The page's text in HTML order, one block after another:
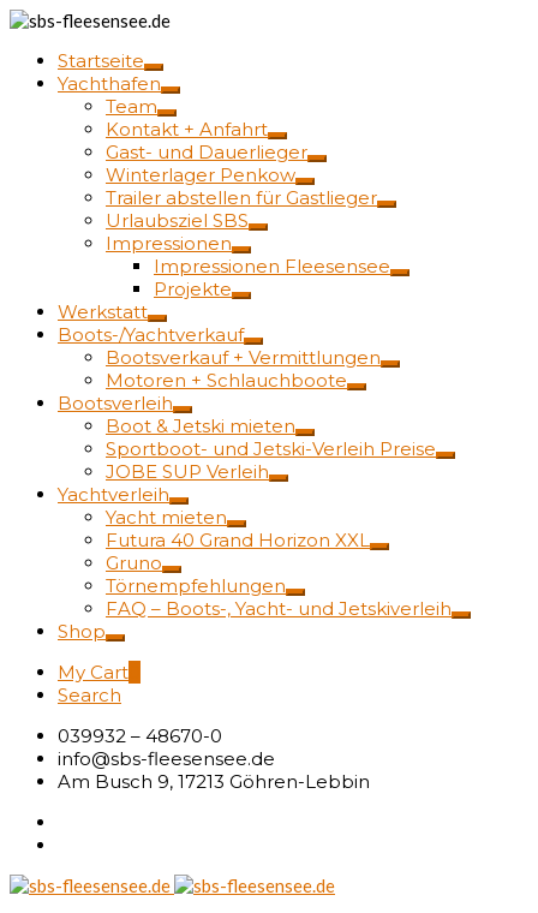
Startseite
Yachthafen
Team
Kontakt + Anfahrt
Gast- und Dauerlieger
Winterlager Penkow
Trailer abstellen für Gastlieger
Urlaubsziel SBS
Impressionen
Impressionen Fleesensee
Projekte
Werkstatt
Boots-/Yachtverkauf
Bootsverkauf + Vermittlungen
Motoren + Schlauchboote
Bootsverleih
Boot & Jetski mieten
Sportboot- und Jetski-Verleih Preise
JOBE SUP Verleih
Yachtverleih
Yacht mieten
Futura 40 Grand Horizon XXL
Gruno
Törnempfehlungen
FAQ – Boots-, Yacht- und Jetskiverleih
Shop
My Cart
Search
039932 – 48670-0
info@sbs-fleesensee.de
Am Busch 9, 17213 Göhren-Lebbin